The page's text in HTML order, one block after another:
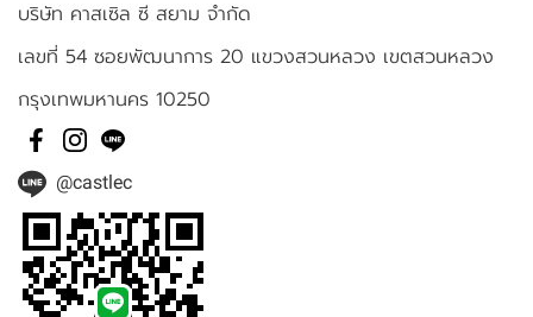
บริษัท คาสเซิล ซี สยาม จำกัด
เลขที่ 54 ซอยพัฒนาการ 20 แขวงสวนหลวง เขตสวนหลวง
กรุงเทพมหานคร 10250
@castlec